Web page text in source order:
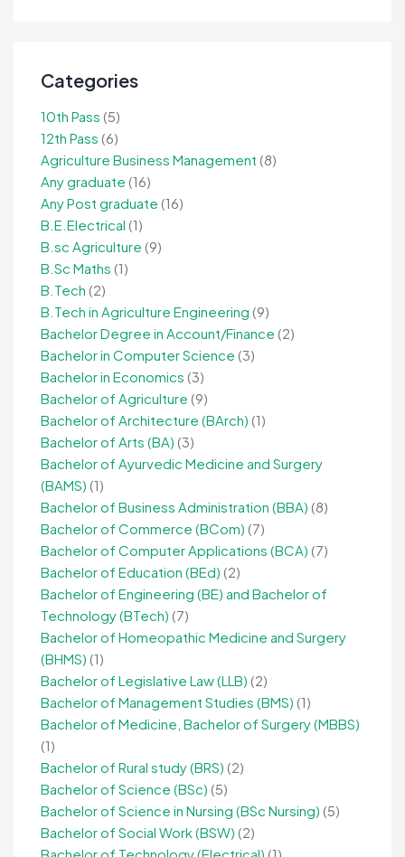
Categories
10th Pass (5)
12th Pass (6)
Agriculture Business Management (8)
Any graduate (16)
Any Post graduate (16)
B.E.Electrical (1)
B.sc Agriculture (9)
B.Sc Maths (1)
B.Tech (2)
B.Tech in Agriculture Engineering (9)
Bachelor Degree in Account/Finance (2)
Bachelor in Computer Science (3)
Bachelor in Economics (3)
Bachelor of Agriculture (9)
Bachelor of Architecture (BArch) (1)
Bachelor of Arts (BA) (3)
Bachelor of Ayurvedic Medicine and Surgery
(BAMS) (1)
Bachelor of Business Administration (BBA) (8)
Bachelor of Commerce (BCom) (7)
Bachelor of Computer Applications (BCA) (7)
Bachelor of Education (BEd) (2)
Bachelor of Engineering (BE) and Bachelor of
Technology (BTech) (7)
Bachelor of Homeopathic Medicine and Surgery
(BHMS) (1)
Bachelor of Legislative Law (LLB) (2)
Bachelor of Management Studies (BMS) (1)
Bachelor of Medicine, Bachelor of Surgery (MBBS)
(1)
Bachelor of Rural study (BRS) (2)
Bachelor of Science (BSc) (5)
Bachelor of Science in Nursing (BSc Nursing) (5)
Bachelor of Social Work (BSW) (2)